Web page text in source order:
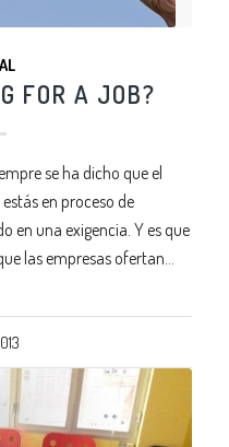
FOR A JOB?
se ha dicho que el
en proceso de
en una exigencia. Y es que
las empresas ofertan…